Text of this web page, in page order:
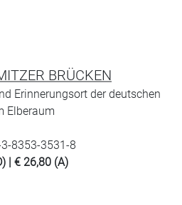
BRÜCKEN
Erinnerungsort der deutschen
Elberaum
8353-3531-8
| € 26,80 (A)